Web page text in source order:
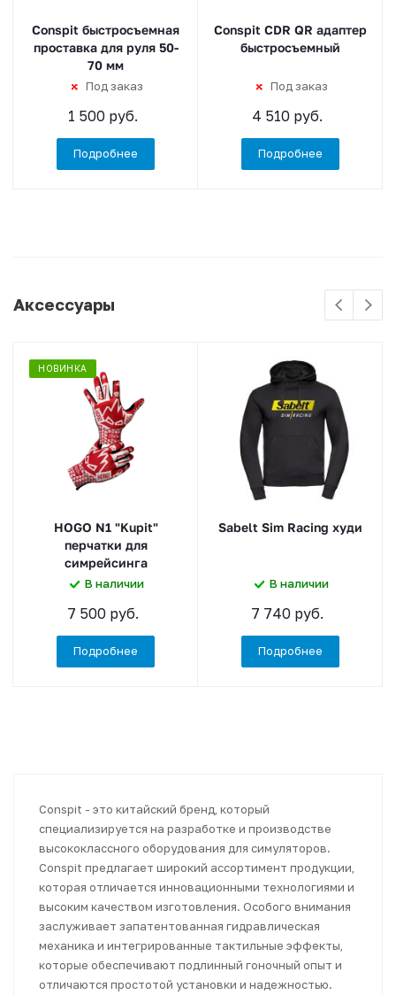
Conspit быстросъемная
проставка для руля 50-
70 мм
Под заказ
1 500 руб.
Подробнее
Conspit CDR QR адаптер
быстросъемный
Под заказ
4 510 руб.
Подробнее
Аксессуары
НОВИНКА
HOGO N1 "Kupit"
перчатки для
симрейсинга
В наличии
7 500 руб.
Подробнее
Sabelt Sim Racing худи
В наличии
7 740 руб.
Подробнее
Conspit - это китайский бренд, который
специализируется на разработке и производстве
высококлассного оборудования для симуляторов.
Conspit предлагает широкий ассортимент продукции,
которая отличается инновационными технологиями и
высоким качеством изготовления. Особого внимания
заслуживает запатентованная гидравлическая
механика и интегрированные тактильные эффекты,
которые обеспечивают подлинный гоночный опыт и
отличаются простотой установки и надежностью.